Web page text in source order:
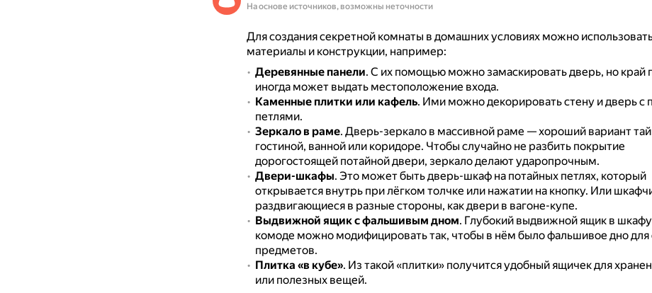
На основе источников, возможны неточности
Для создания секретной комнаты в домашних условиях можно
материалы и конструкции, например:
Деревянные панели. С их помощью можно замаскировать дверь, но край
иногда может выдать местоположение входа.
Каменные плитки или кафель. Ими можно декорировать стену и дверь с
петлями.
Зеркало в раме. Дверь-зеркало в массивной раме — хороший вариант
гостиной, ванной или коридоре. Чтобы случайно не разбить покрытие
дорогостоящей потайной двери, зеркало делают ударопрочным.
Двери-шкафы. Это может быть дверь-шкаф на потайных петлях, который
открывается внутрь при лёгком толчке или нажатии на кнопку. Или
раздвигающиеся в разные стороны, как двери в вагоне-купе.
Выдвижной ящик с фальшивым дном. Глубокий выдвижной ящик в
комоде можно модифицировать так, чтобы в нём было фальшивое дно для
предметов.
Плитка «в кубе». Из такой «плитки» получится удобный ящичек для
или полезных вещей.